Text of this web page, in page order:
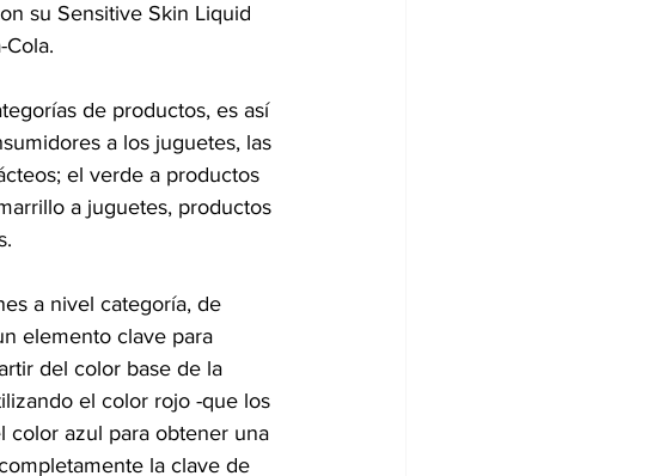
su Sensitive Skin Liquid
de productos, es así
a los juguetes, las
el verde a productos
a juguetes, productos
a nivel categoría, de
elemento clave para
del color base de la
el color rojo -que los
color azul para obtener una
la clave de